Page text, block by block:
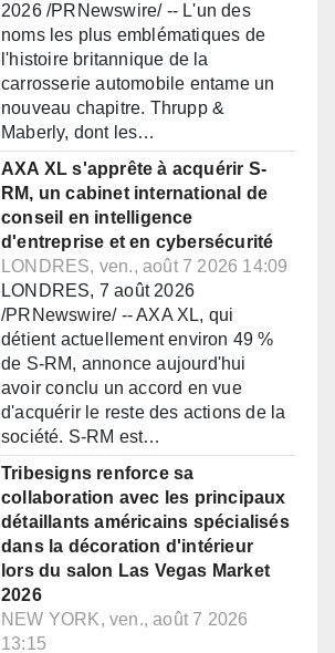
2026 /PRNewswire/ -- L'un des
noms les plus emblématiques de
l'histoire britannique de la
carrosserie automobile entame un
nouveau chapitre. Thrupp &
Maberly, dont les…
AXA XL s'apprête à acquérir S-
RM, un cabinet international de
conseil en intelligence
d'entreprise et en cybersécurité
LONDRES, ven., août 7 2026 14:09
LONDRES, 7 août 2026
/PRNewswire/ -- AXA XL, qui
détient actuellement environ 49 %
de S-RM, annonce aujourd'hui
avoir conclu un accord en vue
d'acquérir le reste des actions de la
société. S-RM est…
Tribesigns renforce sa
collaboration avec les principaux
détaillants américains spécialisés
dans la décoration d'intérieur
lors du salon Las Vegas Market
2026
NEW YORK, ven., août 7 2026
13:15